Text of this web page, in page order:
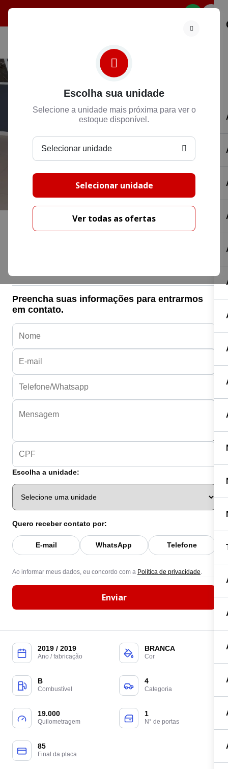
2019 / 2019
Ano / fabricação
BRANCA
Cor
B
Combustível
4
Categoria
19.000
Quilometragem
1
N° de portas
85
Final da placa
Preencha suas informações para entrarmos
em contato.
Escolha a unidade:
Quero receber contato por:
E-mail WhatsApp Telefone
Ao informar meus dados, eu concordo com a Política de privacidade.
Enviar
Escolha sua unidade
Selecione a unidade mais próxima para ver o
estoque disponível.
Selecionar unidade
Selecionar unidade
Ver todas as ofertas